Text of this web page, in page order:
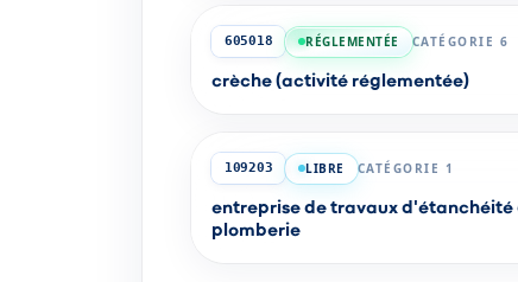
605018 RÉGLEMENTÉE CATÉGORIE 6
crèche (activité réglementée)
109203 LIBRE CATÉGORIE 1
entreprise de travaux d'étanchéité
plomberie